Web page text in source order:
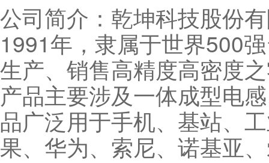
公司简介：乾坤科技股份
1991年，隶属于世界500
生产、销售高精度高密度
产品主要涉及一体成型电
品广泛用于手机、基站、
果、华为、索尼、诺基亚